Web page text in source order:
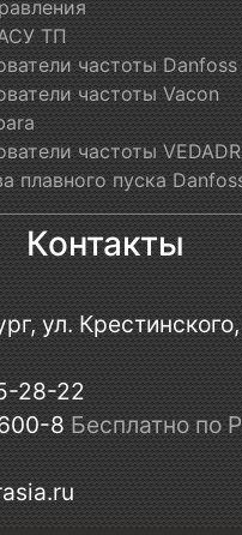
ТП
частоты Danfoss
частоты Vacon
частоты
плавного пуска
Контакты
ул.
28-22
8 Бесплатно по